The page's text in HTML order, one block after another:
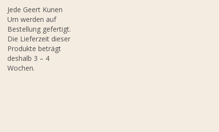
Jede Geert Kunen
Urn werden auf
Bestellung gefertigt.
Die Lieferzeit dieser
Produkte beträgt
deshalb 3 – 4
Wochen.